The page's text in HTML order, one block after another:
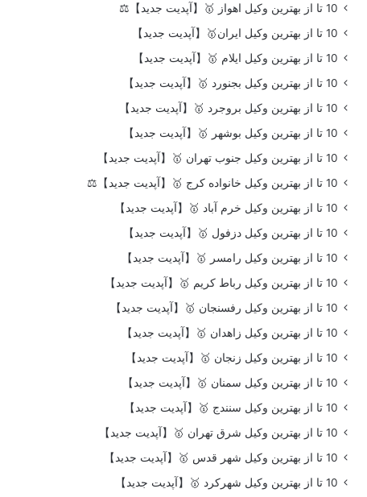
10 تا از بهترین وکیل اهواز 🥇【آپدیت جدید】⚖️
10 تا از بهترین وکیل ایران🥇【آپدیت جدید】
10 تا از بهترین وکیل ایلام 🥇【آپدیت جدید】
10 تا از بهترین وکیل بجنورد 🥇【آپدیت جدید】
10 تا از بهترین وکیل بروجرد 🥇【آپدیت جدید】
10 تا از بهترین وکیل بوشهر 🥇【آپدیت جدید】
10 تا از بهترین وکیل جنوب تهران 🥇【آپدیت جدید】
10 تا از بهترین وکیل خانواده کرج 🥇【آپدیت جدید】⚖️
10 تا از بهترین وکیل خرم آباد 🥇【آپدیت جدید】
10 تا از بهترین وکیل دزفول 🥇【آپدیت جدید】
10 تا از بهترین وکیل رامسر 🥇【آپدیت جدید】
10 تا از بهترین وکیل رباط کریم 🥇【آپدیت جدید】
10 تا از بهترین وکیل رفسنجان 🥇【آپدیت جدید】
10 تا از بهترین وکیل زاهدان 🥇【آپدیت جدید】
10 تا از بهترین وکیل زنجان 🥇【آپدیت جدید】
10 تا از بهترین وکیل سمنان 🥇【آپدیت جدید】
10 تا از بهترین وکیل سنندج 🥇【آپدیت جدید】
10 تا از بهترین وکیل شرق تهران 🥇【آپدیت جدید】
10 تا از بهترین وکیل شهر قدس 🥇【آپدیت جدید】
10 تا از بهترین وکیل شهرکرد 🥇【آپدیت جدید】